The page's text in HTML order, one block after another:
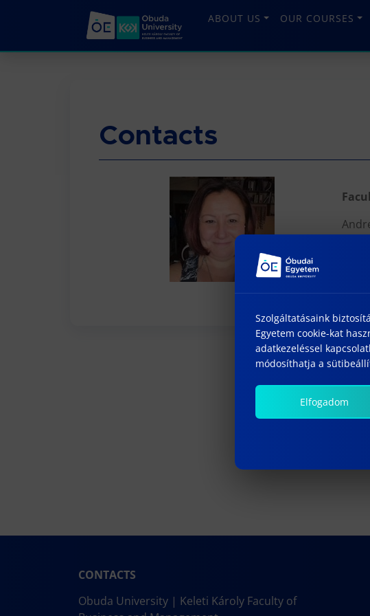
ABOUT US OUR COURSES
Contacts
CONTACTS
Obuda University | Keleti Károly Faculty of
Szolgáltatásaink
Egyetem cookie-kat
adatkezeléssel
módosíthatja a
Elfogadom